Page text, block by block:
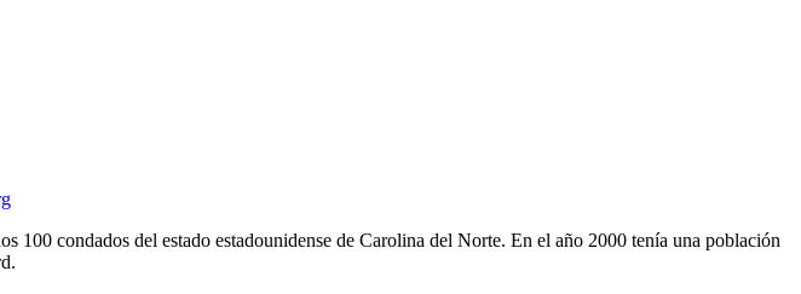
condados del estado estadounidense de Carolina del Norte. En el año 2000 tenía una población